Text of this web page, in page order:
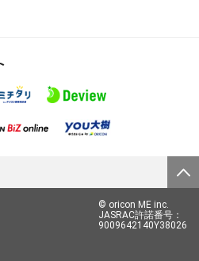
© oricon ME inc.
JASRAC許諾番号：
9009642140Y38026